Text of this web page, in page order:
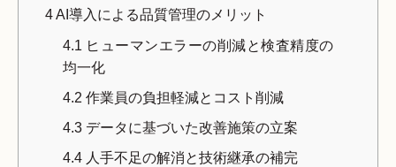
4AI導入による品質管理のメリット
4.1 ヒューマンエラーの削減と検査精度の
均一化
4.2 作業員の負担軽減とコスト削減
4.3 データに基づいた改善施策の立案
4.4 人手不足の解消と技術継承の補完